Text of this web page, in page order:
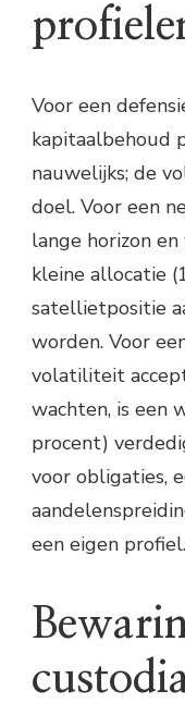
Voor een
kapitaalbehoud
nauwelijks; de
doel. Voor een
lange horizon
kleine allocatie
satellietpositie
worden. Voor
volatiliteit
wachten, is een
procent)
voor obligaties,
een eigen profiel.